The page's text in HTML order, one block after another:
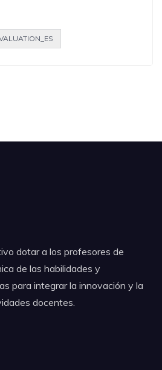
dotar a los profesores de
de las habilidades y
para integrar la innovación y la
docentes.